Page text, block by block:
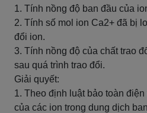
1. Tính nồng độ ban đầu của
2. Tính số mol ion Ca2+ đã bị
đổi ion.
3. Tính nồng độ của chất trao
sau quá trình trao đổi.
Giải quyết:
1. Theo định luật bảo toàn
của các ion trong dung dịch